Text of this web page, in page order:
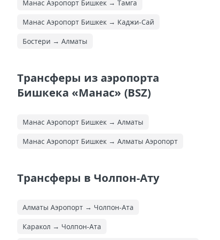
Манас Аэропорт Бишкек → Тамга
Манас Аэропорт Бишкек → Каджи-Сай
Бостери → Алматы
Трансферы из аэропорта
Бишкека «Манас» (BSZ)
Манас Аэропорт Бишкек → Алматы
Манас Аэропорт Бишкек → Алматы Аэропорт
Трансферы в Чолпон-Ату
Алматы Аэропорт → Чолпон-Ата
Каракол → Чолпон-Ата